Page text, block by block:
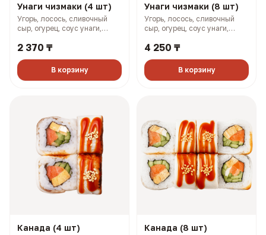
Унаги чизмаки (4 шт)
Угорь, лосось, сливочный
сыр, огурец, соус унаги,
2 370 ₸
В корзину
Унаги чизмаки (8 шт)
Угорь, лосось, сливочный
сыр, огурец, соус унаги,
4 250 ₸
В корзину
Канада (4 шт) Канада (8 шт)